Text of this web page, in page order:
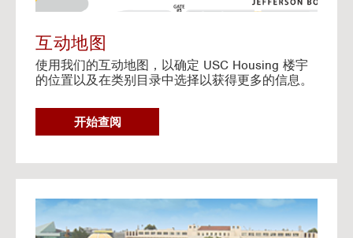
t
i
v
e
p
互动地图
使用我们的互动地图，以确定 USC Housing 楼宇
的位置以及在类别目录中选择以获得更多的信息。
G
O
N
E
开始查阅
G
o